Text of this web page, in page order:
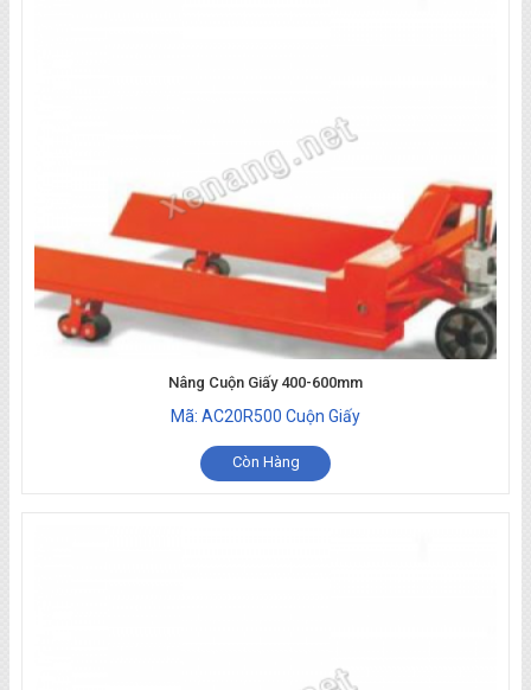
Nâng Cuộn Giấy 400-600mm
Mã: AC20R500 Cuộn Giấy
Còn Hàng